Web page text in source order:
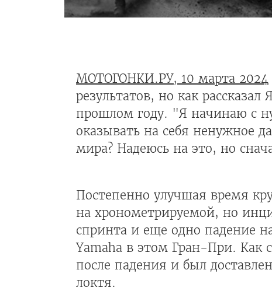
МОТОГОНКИ.РУ, 10 марта 2024
результатов, но как
прошлом году. "Я начинаю с
оказывать на себя ненужное
мира? Надеюсь на это, но
Постепенно улучшая время
на хронометрируемой, но
спринта и еще одно падение
Yamaha в этом Гран-При. Как
после падения и был
локтя.